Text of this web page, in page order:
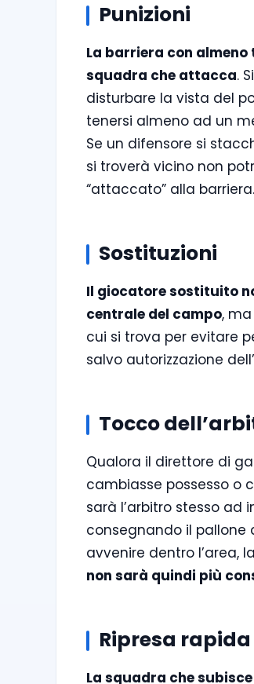
Punizioni
La barriera con
squadra che attacca.
disturbare la vista del
tenersi almeno ad un
Se un difensore si
si troverà vicino non
“attaccato” alla barriera.
Sostituzioni
Il giocatore sostituito
centrale del campo,
cui si trova per evitare
salvo autorizzazione
Tocco
Qualora il direttore di
cambiasse possesso o
sarà l’arbitro stesso ad
consegnando il pallone
avvenire dentro l’area,
non sarà quindi più
Ripresa
La squadra che